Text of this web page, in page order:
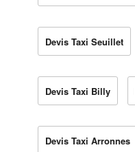
Devis Taxi Seuillet
Devis Taxi Billy
Devis Taxi Arronnes